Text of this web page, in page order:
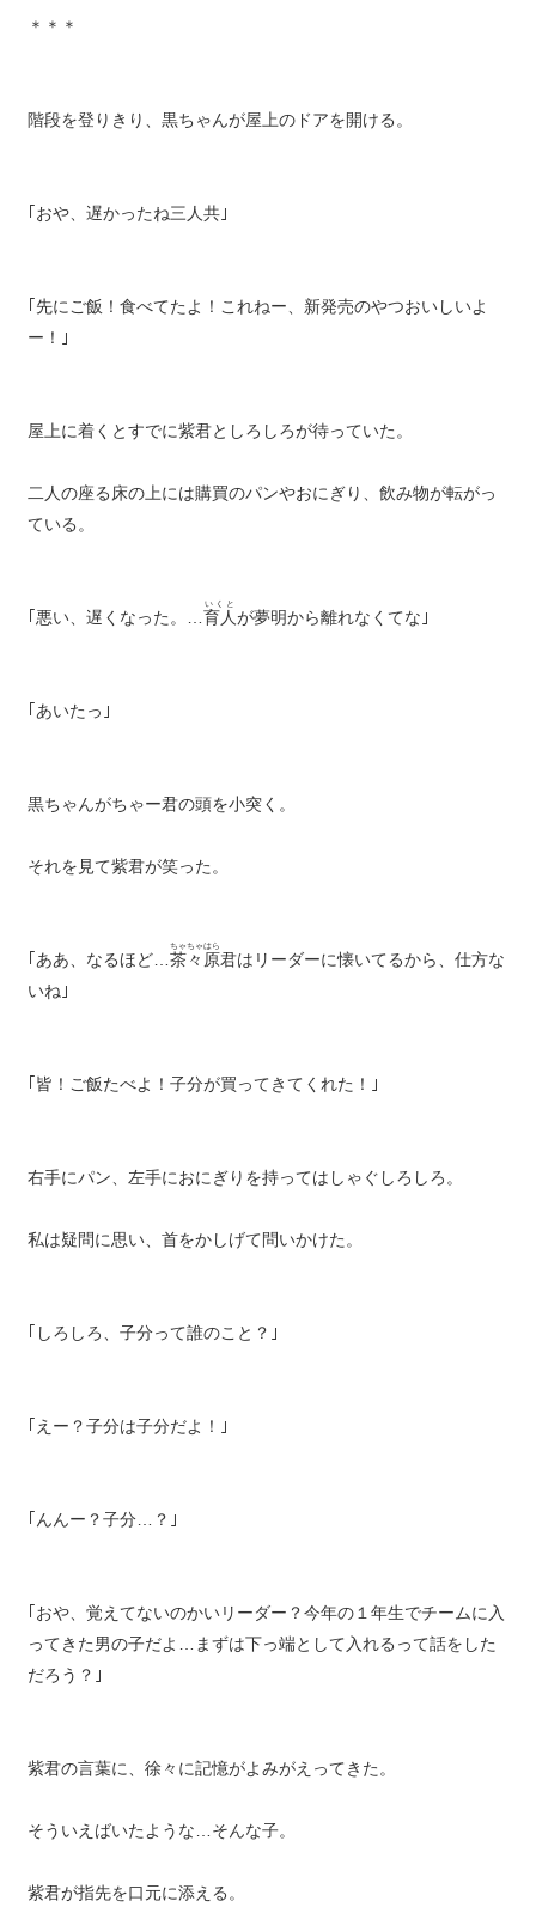
＊＊＊
階段を登りきり、黒ちゃんが屋上のドアを開ける。
｢おや、遅かったね三人共｣
｢先にご飯！食べてたよ！これねー、新発売のやつおいしいよ
ー！｣
屋上に着くとすでに紫君としろしろが待っていた。
二人の座る床の上には購買のパンやおにぎり、飲み物が転がっ
ている。
｢悪い、遅くなった。… 育人
いくと
が夢明から離れなくてな｣
｢あいたっ｣
黒ちゃんがちゃー君の頭を小突く。
それを見て紫君が笑った。
｢ああ、なるほど… 茶々原
ちゃちゃはら
君はリーダーに懐いてるから、仕方な
いね｣
｢皆！ご飯たべよ！子分が買ってきてくれた！｣
右手にパン、左手におにぎりを持ってはしゃぐしろしろ。
私は疑問に思い、首をかしげて問いかけた。
｢しろしろ、子分って誰のこと？｣
｢えー？子分は子分だよ！｣
｢んんー？子分…？｣
｢おや、覚えてないのかいリーダー？今年の１年生でチームに入
ってきた男の子だよ…まずは下っ端として入れるって話をした
だろう？｣
紫君の言葉に、徐々に記憶がよみがえってきた。
そういえばいたような…そんな子。
紫君が指先を口元に添える。